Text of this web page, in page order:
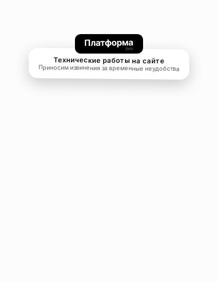
Технические работы на сайте
Приносим извинения за временные неудобства